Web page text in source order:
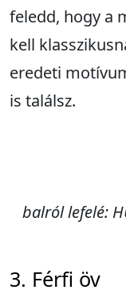
feledd, hogy a
kell
eredeti
is találsz.
balról lefelé:
3. Férfi öv